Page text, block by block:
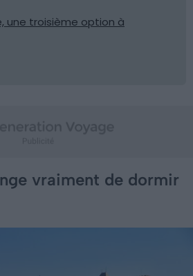
une troisième option à
vraiment de dormir